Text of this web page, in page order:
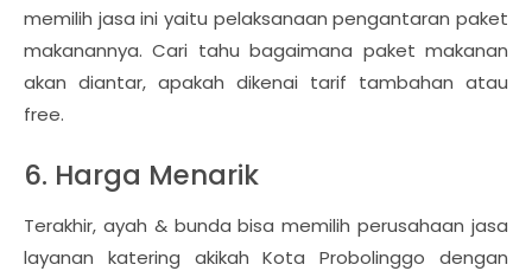
memilih jasa ini yaitu pelaksanaan pengantaran paket
makanannya. Cari tahu bagaimana paket makanan
akan diantar, apakah dikenai tarif tambahan atau
free.
6. Harga Menarik
Terakhir, ayah & bunda bisa memilih perusahaan jasa
layanan katering akikah Kota Probolinggo dengan